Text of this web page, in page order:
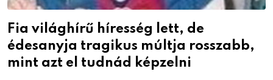
Fia világhírű híresség lett, de
édesanyja tragikus múltja rosszabb,
mint azt el tudnád képzelni